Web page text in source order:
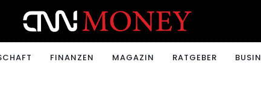
FINANZEN MAGAZIN RATGEBER